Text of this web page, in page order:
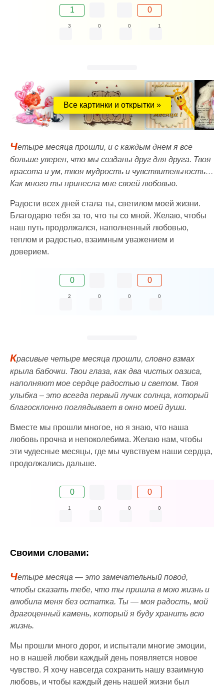
1 0
3 0 0 1
Все картинки и открытки »
Четыре месяца прошли, и с каждым днем я все
больше уверен, что мы созданы друг для друга. Твоя
красота и ум, твоя мудрость и чувствительность…
Как много ты принесла мне своей любовью.
Радости всех дней стала ты, светилом моей жизни.
Благодарю тебя за то, что ты со мной. Желаю, чтобы
наш путь продолжался, наполненный любовью,
теплом и радостью, взаимным уважением и
доверием.
0 0
2 0 0 0
Красивые четыре месяца прошли, словно взмах
крыла бабочки. Твои глаза, как два чистых оазиса,
наполняют мое сердце радостью и светом. Твоя
улыбка – это всегда первый лучик солнца, который
благосклонно поглядывает в окно моей души.
Вместе мы прошли многое, но я знаю, что наша
любовь прочна и непоколебима. Желаю нам, чтобы
эти чудесные месяцы, где мы чувствуем наши сердца,
продолжались дальше.
0 0
1 0 0 0
Своими словами:
Четыре месяца — это замечательный повод,
чтобы сказать тебе, что ты пришла в мою жизнь и
влюбила меня без остатка. Ты — моя радость, мой
драгоценный камень, который я буду хранить всю
жизнь.
Мы прошли много дорог, и испытали многие эмоции,
но в нашей любви каждый день появляется новое
чувство. Я хочу навсегда сохранить нашу взаимную
любовь, и чтобы каждый день нашей жизни был